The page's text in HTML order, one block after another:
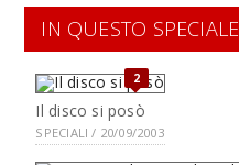
IN QUESTO SPECIALE
2
Il disco si posò
SPECIALI / 20/09/2003